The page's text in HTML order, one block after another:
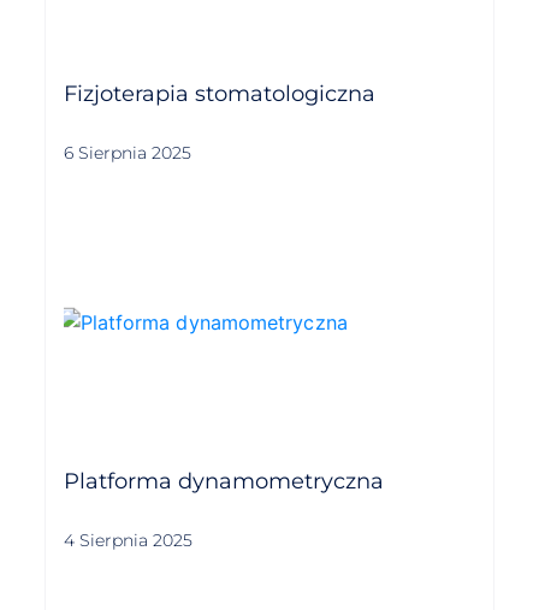
Fizjoterapia stomatologiczna
6 Sierpnia 2025
Platforma dynamometryczna
4 Sierpnia 2025